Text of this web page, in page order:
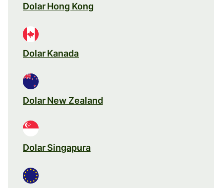
Dolar Hong Kong
Dolar Kanada
Dolar New Zealand
Dolar Singapura